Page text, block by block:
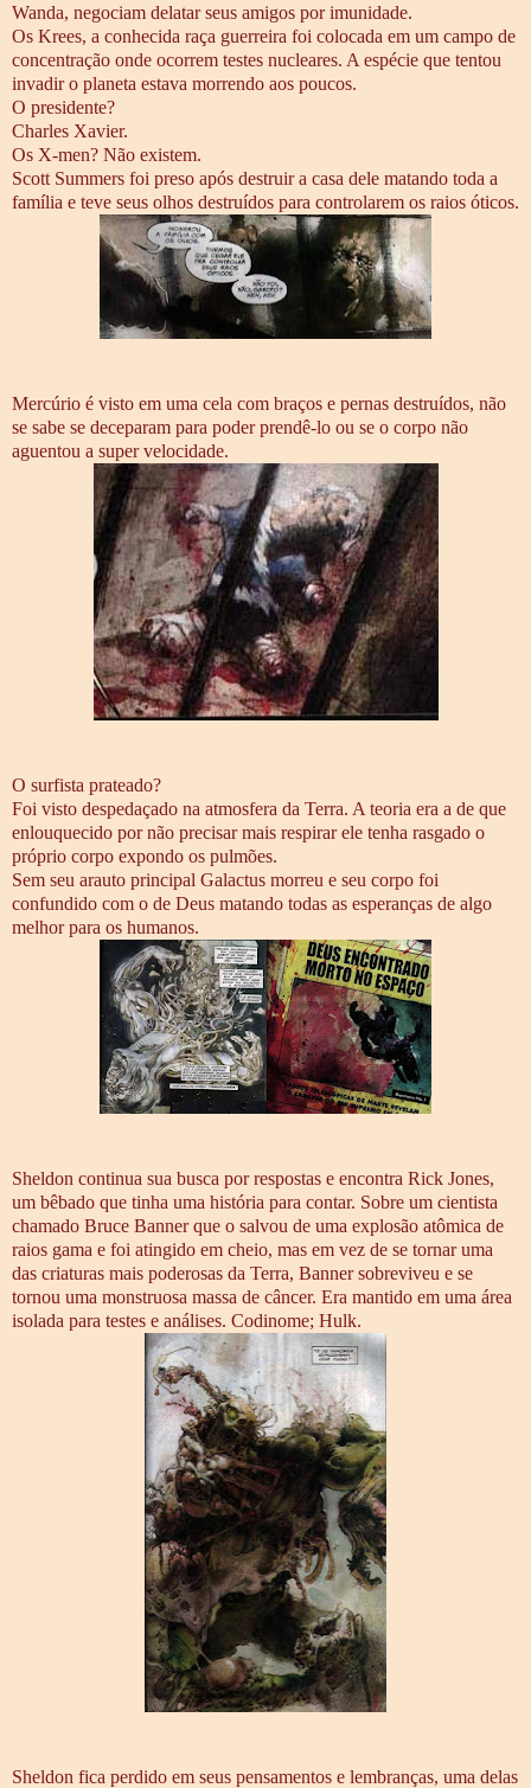
Wanda, negociam delatar seus amigos por imunidade.
Os Krees, a conhecida raça guerreira foi colocada em um campo de
concentração onde ocorrem testes nucleares. A espécie que tentou
invadir o planeta estava morrendo aos poucos.
O presidente?
Charles Xavier.
Os X-men? Não existem.
Scott Summers foi preso após destruir a casa dele matando toda a
família e teve seus olhos destruídos para controlarem os raios óticos.
Mercúrio é visto em uma cela com braços e pernas destruídos, não
se sabe se deceparam para poder prendê-lo ou se o corpo não
aguentou a super velocidade.
O surfista prateado?
Foi visto despedaçado na atmosfera da Terra. A teoria era a de que
enlouquecido por não precisar mais respirar ele tenha rasgado o
próprio corpo expondo os pulmões.
Sem seu arauto principal Galactus morreu e seu corpo foi
confundido com o de Deus matando todas as esperanças de algo
melhor para os humanos.
Sheldon continua sua busca por respostas e encontra Rick Jones,
um bêbado que tinha uma história para contar. Sobre um cientista
chamado Bruce Banner que o salvou de uma explosão atômica de
raios gama e foi atingido em cheio, mas em vez de se tornar uma
das criaturas mais poderosas da Terra, Banner sobreviveu e se
tornou uma monstruosa massa de câncer. Era mantido em uma área
isolada para testes e análises. Codinome; Hulk.
Sheldon fica perdido em seus pensamentos e lembranças, uma delas